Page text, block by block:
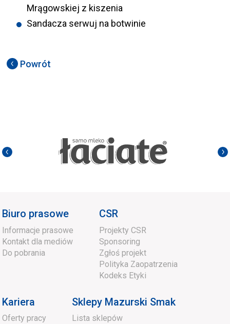
Mrągowskiej z kiszenia
Sandacza serwuj na botwinie
Powrót
Biuro prasowe
Informacje prasowe
Kontakt dla mediów
Do pobrania
CSR
Projekty CSR
Sponsoring
Zgłoś projekt
Polityka Zaopatrzenia
Kodeks Etyki
Kariera
Oferty pracy
Sklepy Mazurski Smak
Lista sklepów